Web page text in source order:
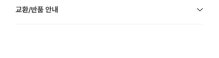
교환/반품 안내